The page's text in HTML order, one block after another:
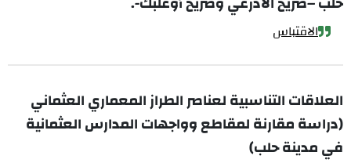
الاقتباس
العلاقات التناسبية لعناصر الطراز المعماري العثماني
(دراسة مقارنة لمقاطع وواجهات المدارس العثمانية
في مدينة حلب)